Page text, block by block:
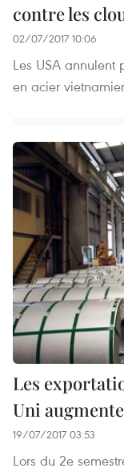
contre les
02/07/2017 10:06
Les USA annulent
en acier
Les
Uni
19/07/2017 03:53
Lors du 2e